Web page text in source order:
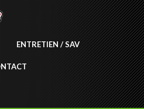
ENTRETIEN / SAV